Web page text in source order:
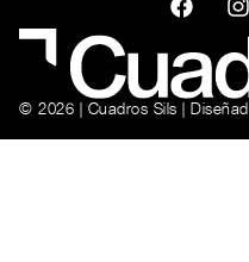
© 2026 | Cuadros Sils |